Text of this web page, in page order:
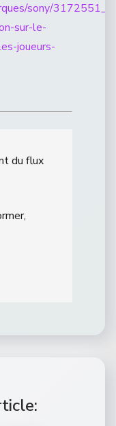
sony/
sur-le-
joueurs-
du flux